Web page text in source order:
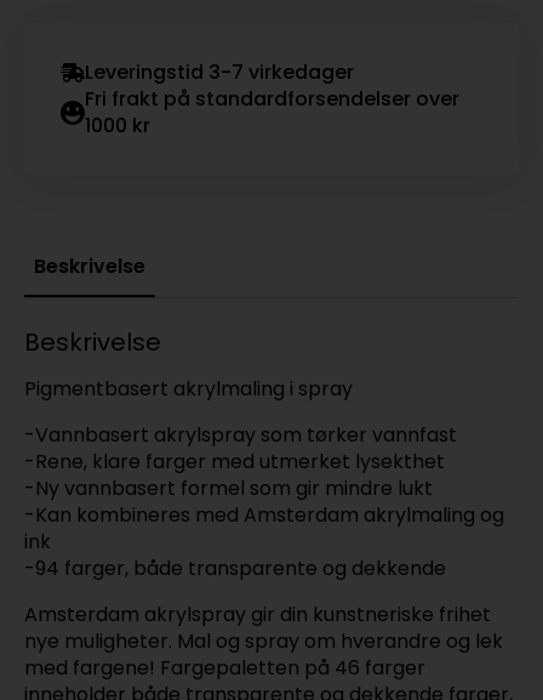
Leveringstid 3-7 virkedager
Fri frakt på standardforsendelser over
1000 kr
Beskrivelse
Beskrivelse
Pigmentbasert akrylmaling i spray
-Vannbasert akrylspray som tørker vannfast
-Rene, klare farger med utmerket lysekthet
-Ny vannbasert formel som gir mindre lukt
-Kan kombineres med Amsterdam akrylmaling og
ink
-94 farger, både transparente og dekkende
Amsterdam akrylspray gir din kunstneriske frihet
nye muligheter. Mal og spray om hverandre og lek
med fargene! Fargepaletten på 46 farger